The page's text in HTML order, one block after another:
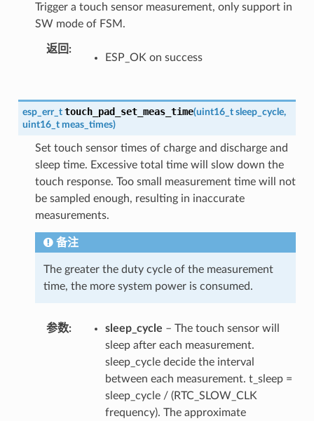
Trigger a touch sensor measurement, only support in
SW mode of FSM.
返回
ESP_OK on success
esp_err_t touch_pad_set_meas_time(uint16_t sleep_cycle,
uint16_t meas_times)
Set touch sensor times of charge and discharge and
sleep time. Excessive total time will slow down the
touch response. Too small measurement time will not
be sampled enough, resulting in inaccurate
measurements.
备注
The greater the duty cycle of the measurement
time, the more system power is consumed.
参数 sleep_cycle – The touch sensor will
sleep after each measurement.
sleep_cycle decide the interval
between each measurement. t_sleep =
sleep_cycle / (RTC_SLOW_CLK
frequency). The approximate